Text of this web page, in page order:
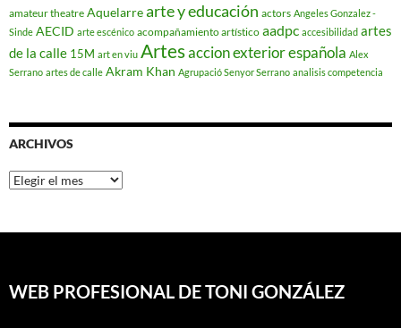
amateur theatre Aquelarrearte y educación actors Angeles Gonzalez -
Sinde AECID arte escénico acompañamiento artístico aadpc accesibilidad artes
de la calle 15M art en viu Artesaccion exterior española Alex
Serrano artes de calle Akram Khan Agrupació Senyor Serrano analisis competencia
ARCHIVOS
Archivos
WEB PROFESIONAL DE TONI GONZÁLEZ